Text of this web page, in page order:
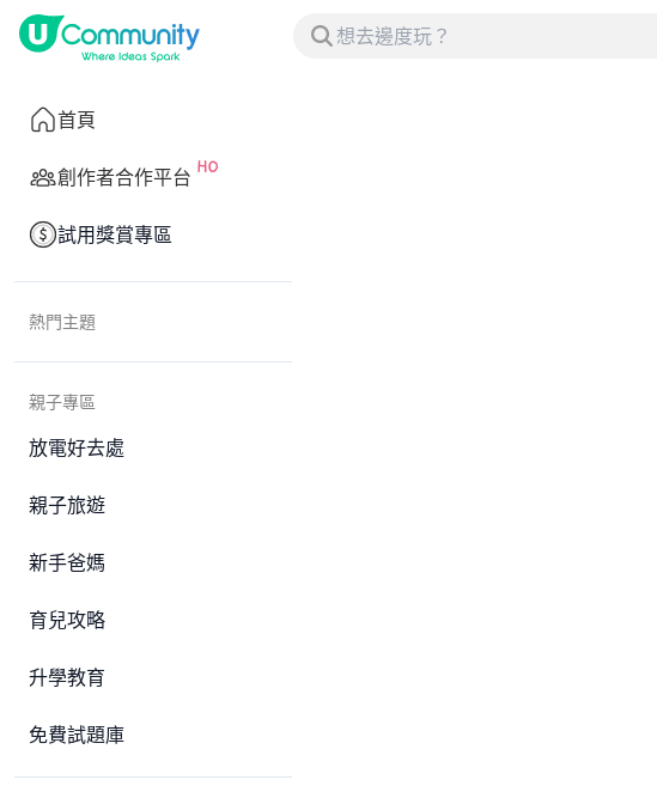
首頁
創作者合作平台
試用獎賞專區
熱門主題
親子專區
放電好去處
親子旅遊
新手爸媽
育兒攻略
升學教育
免費試題庫